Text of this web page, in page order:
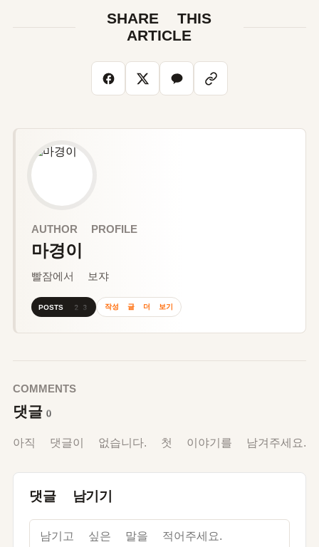
SHARE THIS
ARTICLE
AUTHOR PROFILE
마경이
빨잠에서 보쟈
POSTS 23 작성 글 더 보기
COMMENTS
댓글 0
아직 댓글이 없습니다. 첫 이야기를 남겨주세요.
댓글 남기기